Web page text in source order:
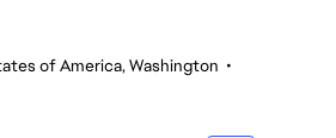
of America, Washington •